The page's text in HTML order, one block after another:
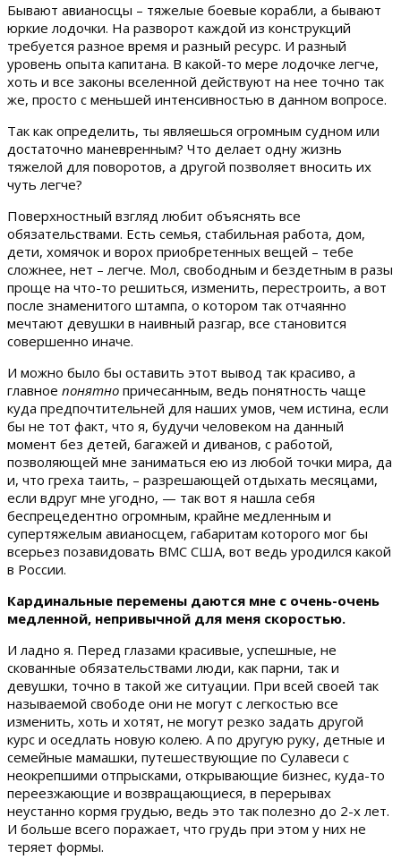
Бывают авианосцы – тяжелые боевые корабли, а бывают
юркие лодочки. На разворот каждой из конструкций
требуется разное время и разный ресурс. И разный
уровень опыта капитана. В какой-то мере лодочке легче,
хоть и все законы вселенной действуют на нее точно так
же, просто с меньшей интенсивностью в данном вопросе.
Так как определить, ты являешься огромным судном или
достаточно маневренным? Что делает одну жизнь
тяжелой для поворотов, а другой позволяет вносить их
чуть легче?
Поверхностный взгляд любит объяснять все
обязательствами. Есть семья, стабильная работа, дом,
дети, хомячок и ворох приобретенных вещей – тебе
сложнее, нет – легче. Мол, свободным и бездетным в разы
проще на что-то решиться, изменить, перестроить, а вот
после знаменитого штампа, о котором так отчаянно
мечтают девушки в наивный разгар, все становится
совершенно иначе.
И можно было бы оставить этот вывод так красиво, а
главное понятно причесанным, ведь понятность чаще
куда предпочтительней для наших умов, чем истина, если
бы не тот факт, что я, будучи человеком на данный
момент без детей, багажей и диванов, с работой,
позволяющей мне заниматься ею из любой точки мира, да
и, что греха таить, – разрешающей отдыхать месяцами,
если вдруг мне угодно, — так вот я нашла себя
беспрецедентно огромным, крайне медленным и
супертяжелым авианосцем, габаритам которого мог бы
всерьез позавидовать ВМС США, вот ведь уродился какой
в России.
Кардинальные перемены даются мне с очень-очень
медленной, непривычной для меня скоростью.
И ладно я. Перед глазами красивые, успешные, не
скованные обязательствами люди, как парни, так и
девушки, точно в такой же ситуации. При всей своей так
называемой свободе они не могут с легкостью все
изменить, хоть и хотят, не могут резко задать другой
курс и оседлать новую колею. А по другую руку, детные и
семейные мамашки, путешествующие по Сулавеси с
неокрепшими отпрысками, открывающие бизнес, куда-то
переезжающие и возвращающиеся, в перерывах
неустанно кормя грудью, ведь это так полезно до 2-х лет.
И больше всего поражает, что грудь при этом у них не
теряет формы.